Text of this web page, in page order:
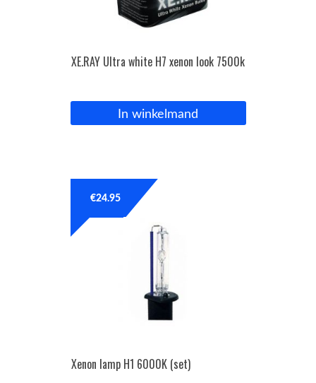
XE.RAY Ultra white H7 xenon look 7500k
In winkelmand
Xenon lamp H1 6000K (set)
€24.95